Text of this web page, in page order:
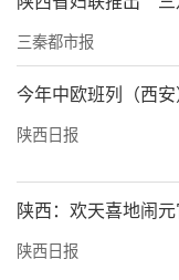
三秦都市报
今年中欧班列（西
陕西日报
陕西：欢天喜地闹
陕西日报